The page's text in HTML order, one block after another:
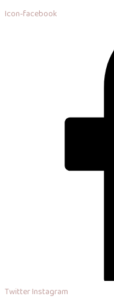
Icon-facebook
TwitterInstagram